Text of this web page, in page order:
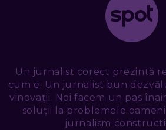
CRISTIAN CHINA BIRTA,
PROMOVAREA ONLINE. 3 PAȘI
DIN MARKETINGUL DIGITAL
TUDOR MIHĂILESCU, FRESHFUL
VIITORULUI NU ARE TRILIOANE
EXACT CE ÎȚI DOREȘTI
EP. 48
Un jurnalist corect prezintă
cum e. Un jurnalist bun
vinovații. Noi facem un pas
soluții la problemele
jurnalism